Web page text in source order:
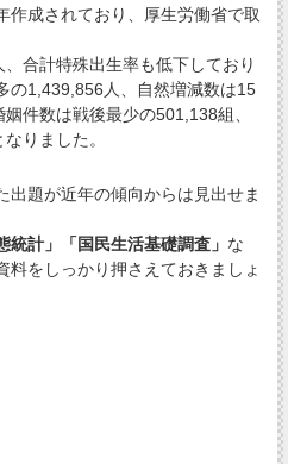
作成されており、厚生労働省で取
合計特殊出生率も低下しており
の1,439,856人、自然増減数は15
件数は戦後最少の501,138組、
りました。
出題が近年の傾向からは見出せま
統計」「国民生活基礎調査」 な
料をしっかり押さえておきましょ